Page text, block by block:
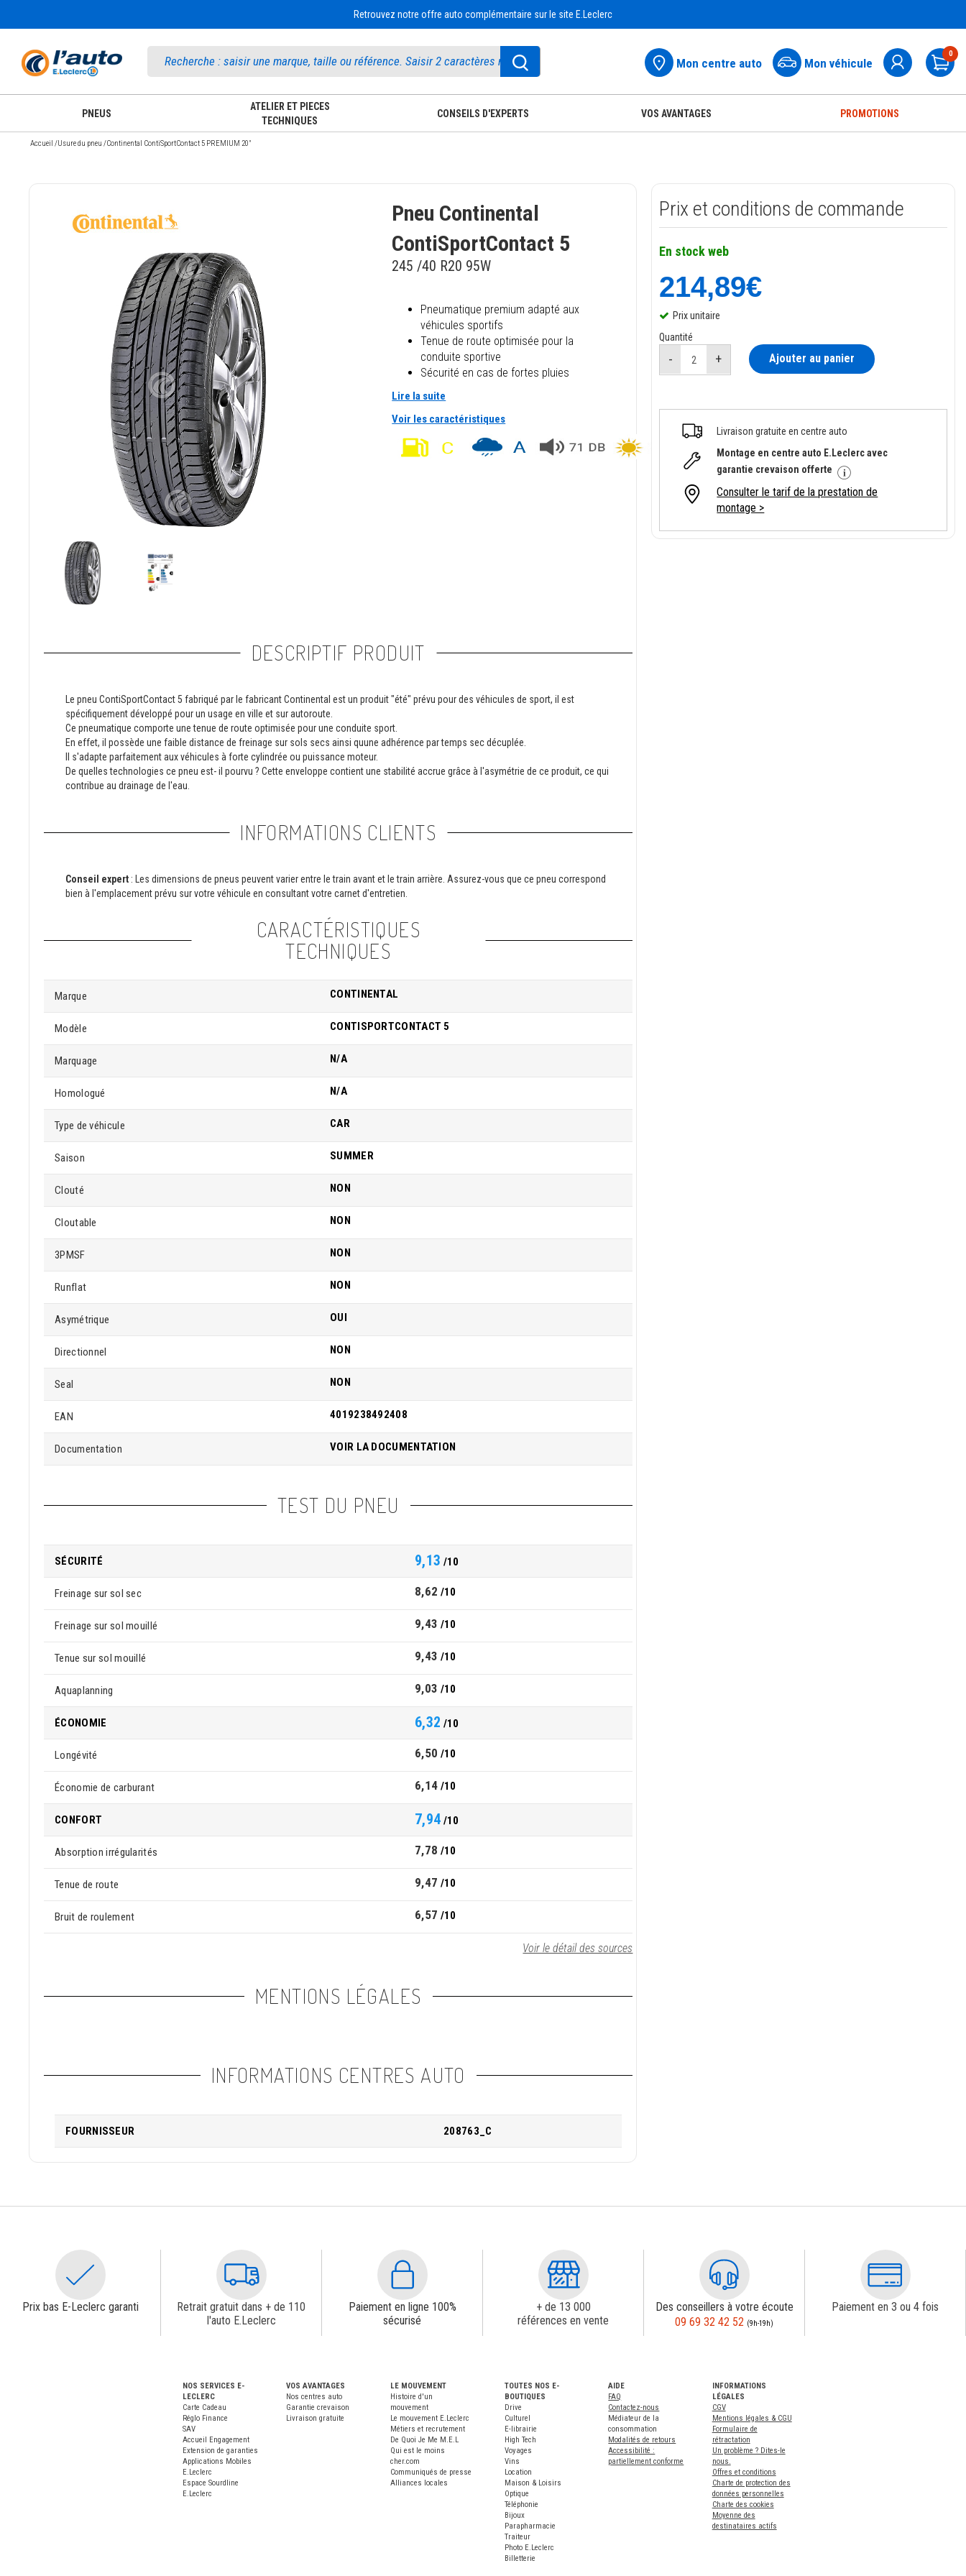
Retrouvez notre offre auto complémentaire sur le site E.Leclerc
Mon centre auto Mon véhicule
0
PNEUS
ATELIER ET PIECES
TECHNIQUES
CONSEILS D'EXPERTS VOS AVANTAGES PROMOTIONS
Accueil /Usure du pneu /Continental ContiSportContact 5 PREMIUM 20"
Pneu Continental
ContiSportContact 5
245 /40 R20 95W
Pneumatique premium adapté aux
véhicules sportifs
Tenue de route optimisée pour la
conduite sportive
Sécurité en cas de fortes pluies
Lire la suite
Voir les caractéristiques
DESCRIPTIF PRODUIT
Le pneu ContiSportContact 5 fabriqué par le fabricant Continental est un produit "été" prévu pour des véhicules de sport, il est
spécifiquement développé pour un usage en ville et sur autoroute.
Ce pneumatique comporte une tenue de route optimisée pour une conduite sport.
En effet, il possède une faible distance de freinage sur sols secs ainsi quune adhérence par temps sec décuplée.
Il s'adapte parfaitement aux véhicules à forte cylindrée ou puissance moteur.
De quelles technologies ce pneu est- il pourvu ? Cette enveloppe contient une stabilité accrue grâce à l'asymétrie de ce produit, ce qui
contribue au drainage de l'eau.
INFORMATIONS CLIENTS
Conseil expert : Les dimensions de pneus peuvent varier entre le train avant et le train arrière. Assurez-vous que ce pneu correspond
bien à l'emplacement prévu sur votre véhicule en consultant votre carnet d'entretien.
CARACTÉRISTIQUES
TECHNIQUES
Marque CONTINENTAL
Modèle CONTISPORTCONTACT 5
Marquage N/A
Homologué N/A
Type de véhicule CAR
Saison SUMMER
Clouté NON
Cloutable NON
3PMSF NON
Runflat NON
Asymétrique OUI
Directionnel NON
Seal NON
EAN 4019238492408
Documentation VOIR LA DOCUMENTATION
TEST DU PNEU
SÉCURITÉ 9,13 /10
Freinage sur sol sec 8,62 /10
Freinage sur sol mouillé 9,43 /10
Tenue sur sol mouillé 9,43 /10
Aquaplanning 9,03 /10
ÉCONOMIE 6,32 /10
Longévité 6,50 /10
Économie de carburant 6,14 /10
CONFORT 7,94 /10
Absorption irrégularités 7,78 /10
Tenue de route 9,47 /10
Bruit de roulement 6,57 /10
Voir le détail des sources
MENTIONS LÉGALES
INFORMATIONS CENTRES AUTO
FOURNISSEUR 208763_C
Prix et conditions de commande
En stock web
214,89€
Prix unitaire
Quantité
Ajouter au panier
Livraison gratuite en centre auto
Montage en centre auto E.Leclerc avec
garantie crevaison offerte
Consulter le tarif de la prestation de
montage >
Prix bas E-Leclerc garanti
Retrait gratuit dans + de 110
l'auto E.Leclerc
Paiement en ligne 100%
sécurisé
+ de 13 000
références en vente
Des conseillers à votre écoute
09 69 32 42 52 (9h-19h)
Paiement en 3 ou 4 fois
NOS SERVICES E-
LECLERC
Carte Cadeau
Réglo Finance
SAV
Accueil Engagement
Extension de garanties
Applications Mobiles
E.Leclerc
Espace Sourdline
E.Leclerc
VOS AVANTAGES
Nos centres auto
Garantie crevaison
Livraison gratuite
LE MOUVEMENT
Histoire d'un
mouvement
Le mouvement E.Leclerc
Métiers et recrutement
De Quoi Je Me M.E.L
Qui est le moins
cher.com
Communiqués de presse
Alliances locales
TOUTES NOS E-
BOUTIQUES
Drive
Culturel
E-librairie
High Tech
Voyages
Vins
Location
Maison & Loisirs
Optique
Téléphonie
Bijoux
Parapharmacie
Traiteur
Photo E.Leclerc
Billetterie
AIDE
FAQ
Contactez-nous
Médiateur de la
consommation
Modalités de retours
Accessibilité :
partiellement conforme
INFORMATIONS
LÉGALES
CGV
Mentions légales & CGU
Formulaire de
rétractation
Un problème ? Dites-le
nous.
Offres et conditions
Charte de protection des
données personnelles
Charte des cookies
Moyenne des
destinataires actifs